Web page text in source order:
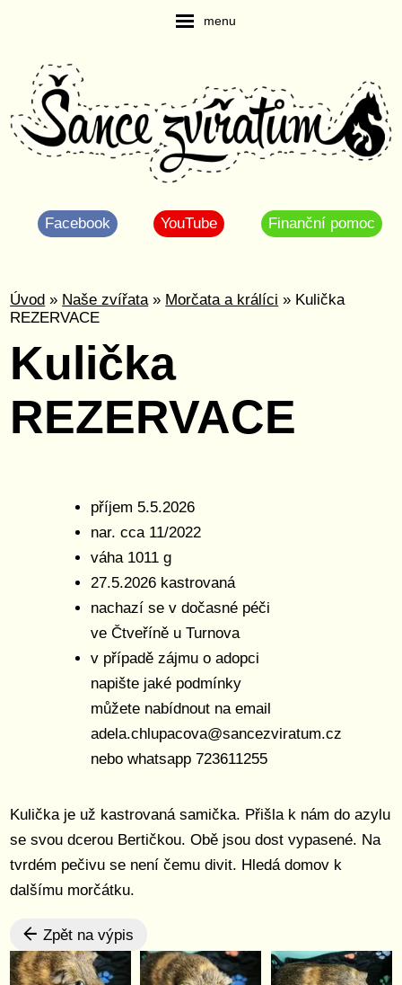
menu
Facebook YouTube Finanční pomoc
Úvod » Naše zvířata» Morčata a králíci » Kulička
REZERVACE
Kulička
REZERVACE
Kulička je už kastrovaná samička. Přišla k nám do azylu
se svou dcerou Bertičkou. Obě jsou dost vypasené. Na
tvrdém pečivu se není čemu divit. Hledá domov k
dalšímu morčátku.
Zpět na výpis
příjem 5.5.2026
nar. cca 11/2022
váha 1011 g
27.5.2026 kastrovaná
nachazí se v dočasné péči
ve Čtveříně u Turnova
v případě zájmu o adopci
napište jaké podmínky
můžete nabídnout na email
adela.chlupacova@sancezviratum.cz
nebo whatsapp 723611255